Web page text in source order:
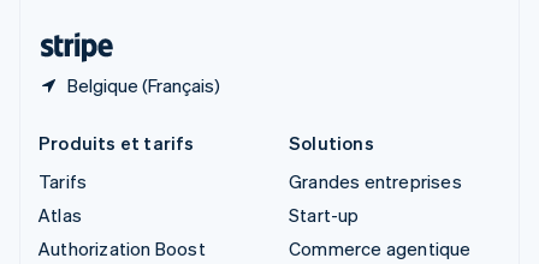
Belgique (Français)
Produits et tarifs
Tarifs
Atlas
Authorization Boost
Solutions
Grandes entreprises
Start-up
Commerce agentique